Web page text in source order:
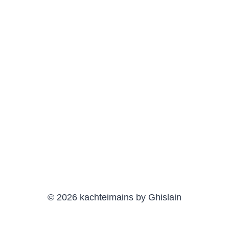
© 2026 kachteimains by Ghislain